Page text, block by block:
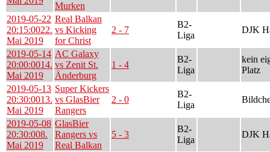
Murken
2019-05-22
20:15:0022.
Mai 2019
Real Balkan
vs Kicking
for Christ
2 - 7
B2-
Liga
DJK
2019-05-14
20:00:0014.
Mai 2019
AC Galaxy
vs Zenit St.
Änderburg
1 - 4
B2-
Liga
kein
Platz
2019-05-13
20:30:0013.
Mai 2019
Super Kickers
vs GlasBier
Rangers
2 - 0
B2-
Liga
2019-05-08
20:30:008.
Mai 2019
GlasBier
Rangers vs
Real Balkan
5 - 3
B2-
Liga
DJK